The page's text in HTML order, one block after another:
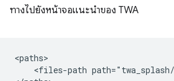
ทางไปยังหน้าจอแนะนำของ TWA
<files-path